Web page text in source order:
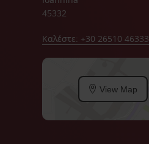
45332
Καλέστε: +30 26510 46333
View Map